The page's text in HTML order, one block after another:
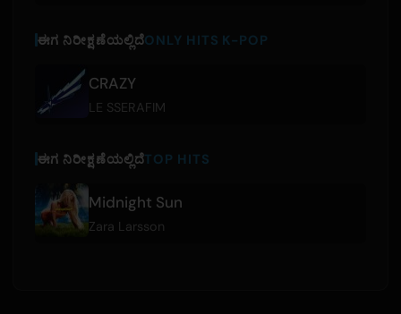
ಈಗ ನಿರೀಕ್ಷಣೆಯಲ್ಲಿದೆONLY HITS K-POP
CRAZY
LE SSERAFIM
ಈಗ ನಿರೀಕ್ಷಣೆಯಲ್ಲಿದೆTOP HITS
Midnight Sun
Zara Larsson